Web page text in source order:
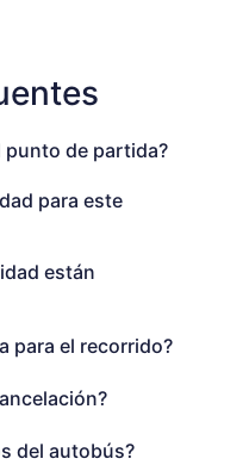
punto de partida?
para este
están
para el recorrido?
del autobús?